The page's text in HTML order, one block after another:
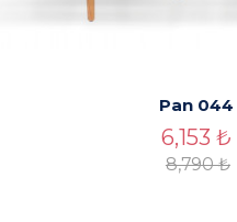
Pan 044
6,153 ₺
8,790₺